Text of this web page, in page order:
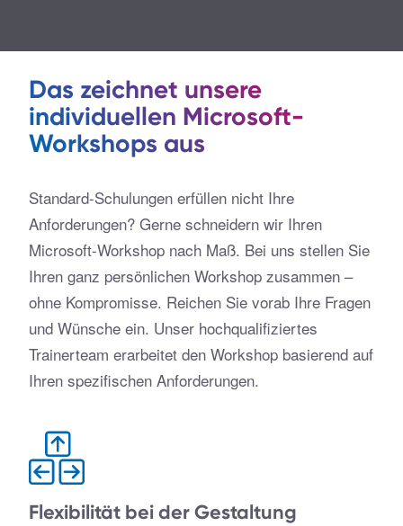
Das zeichnet unsere
individuellen Microsoft-
Workshops aus
Standard-Schulungen erfüllen nicht Ihre
Anforderungen? Gerne schneidern wir Ihren
Microsoft-Workshop nach Maß. Bei uns stellen Sie
Ihren ganz persönlichen Workshop zusammen –
ohne Kompromisse. Reichen Sie vorab Ihre Fragen
und Wünsche ein. Unser hochqualifiziertes
Trainerteam erarbeitet den Workshop basierend auf
Ihren spezifischen Anforderungen.
Flexibilität bei der Gestaltung